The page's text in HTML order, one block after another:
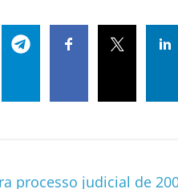
processo judicial de